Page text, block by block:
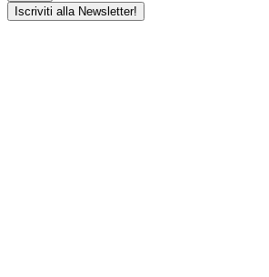
Iscriviti alla Newsletter!